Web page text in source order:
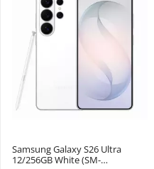
Samsung Galaxy S26 Ultra
12/256GB White (SM-